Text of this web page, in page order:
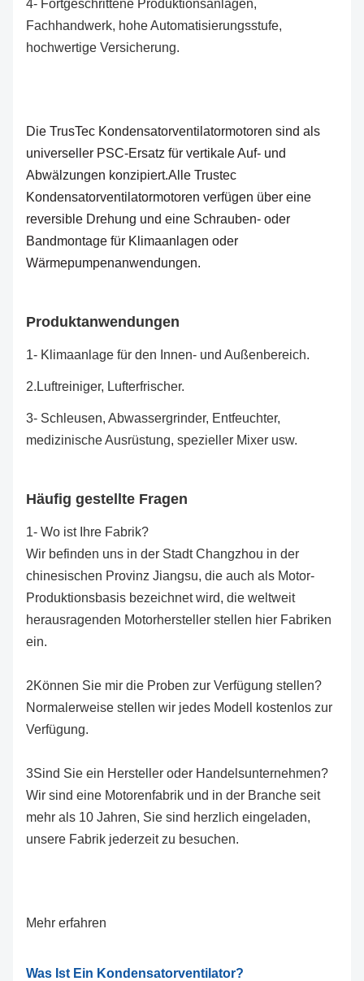
4- Fortgeschrittene Produktionsanlagen,
Fachhandwerk, hohe Automatisierungsstufe,
hochwertige Versicherung.
Die TrusTec Kondensatorventilatormotoren sind als
universeller PSC-Ersatz für vertikale Auf- und
Abwälzungen konzipiert.Alle Trustec
Kondensatorventilatormotoren verfügen über eine
reversible Drehung und eine Schrauben- oder
Bandmontage für Klimaanlagen oder
Wärmepumpenanwendungen.
Produktanwendungen
1- Klimaanlage für den Innen- und Außenbereich.
2. Luftreiniger, Lufterfrischer.
3- Schleusen, Abwassergrinder, Entfeuchter,
medizinische Ausrüstung, spezieller Mixer usw.
Häufig gestellte Fragen
1- Wo ist Ihre Fabrik?
Wir befinden uns in der Stadt Changzhou in der
chinesischen Provinz Jiangsu, die auch als Motor-
Produktionsbasis bezeichnet wird, die weltweit
herausragenden Motorhersteller stellen hier Fabriken
ein.
2Können Sie mir die Proben zur Verfügung stellen?
Normalerweise stellen wir jedes Modell kostenlos zur
Verfügung.
3Sind Sie ein Hersteller oder Handelsunternehmen?
Wir sind eine Motorenfabrik und in der Branche seit
mehr als 10 Jahren, Sie sind herzlich eingeladen,
unsere Fabrik jederzeit zu besuchen.
Mehr erfahren
Was Ist Ein Kondensatorventilator?